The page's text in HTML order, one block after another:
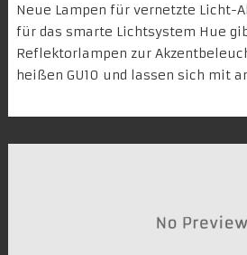
Neue Lampen für vernetzte Licht-
für das smarte Lichtsystem Hue
Reflektorlampen zur
heißen GU10 und lassen sich mit